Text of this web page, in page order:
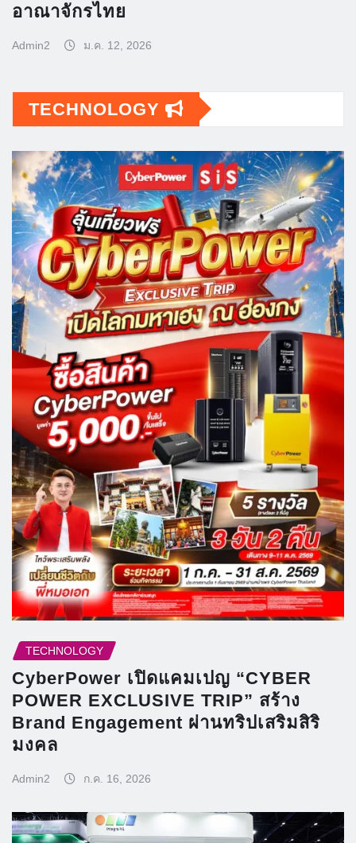
อาณาจักรไทย
Admin2 ม.ค. 12, 2026
TECHNOLOGY
TECHNOLOGY
CyberPower เปิดแคมเปญ “CYBER
POWER EXCLUSIVE TRIP” สร้าง
Brand Engagement ผ่านทริปเสริมสิริ
มงคล
Admin2 ก.ค. 16, 2026